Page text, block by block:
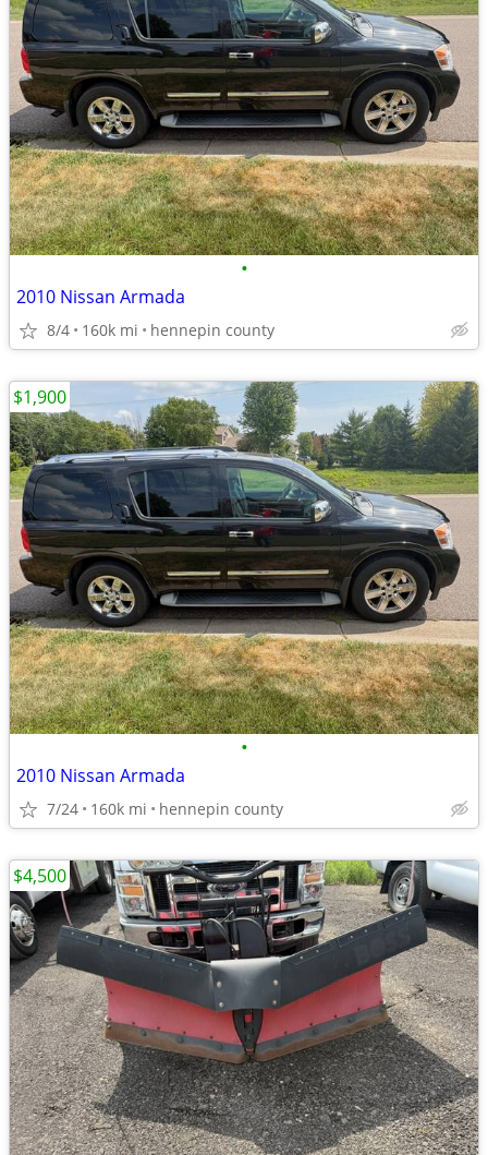
•
2010 Nissan Armada
8/4 160k mi hennepin county
•
2010 Nissan Armada
7/24 160k mi hennepin county
$1,900
$4,500